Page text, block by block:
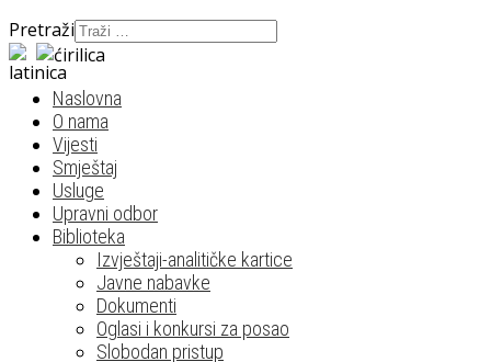
Pretraži
Naslovna
O nama
Vijesti
Smještaj
Usluge
Upravni odbor
Biblioteka
Izvještaji-analitičke kartice
Javne nabavke
Dokumenti
Oglasi i konkursi za posao
Slobodan pristup